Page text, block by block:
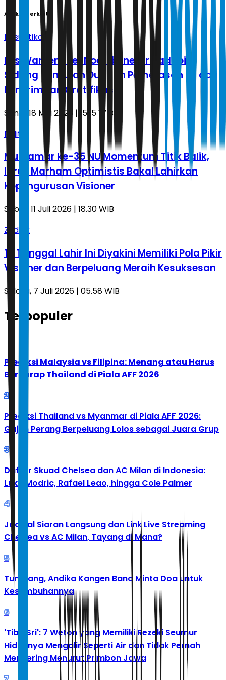
Artikel Terkait
Kasuistika
Eks Wamenaker Noel Ebenezer Hadapi
Sidang Tuntutan Dugaan Pemerasan K3 dan
Penerimaan Gratifikasi
Senin, 18 Mei 2026 | 15.15 WIB
Politik
Muktamar ke-35 NU Momentum Titik Balik,
Idrus Marham Optimistis Bakal Lahirkan
Kepengurusan Visioner
Sabtu, 11 Juli 2026 | 18.30 WIB
Zodiak
14 Tanggal Lahir Ini Diyakini Memiliki Pola Pikir
Visioner dan Berpeluang Meraih Kesuksesan
Selasa, 7 Juli 2026 | 05.58 WIB
Terpopuler
Prediksi Malaysia vs Filipina: Menang atau Harus
Berharap Thailand di Piala AFF 2026
2
Prediksi Thailand vs Myanmar di Piala AFF 2026:
Gajah Perang Berpeluang Lolos sebagai Juara Grup
3
Daftar Skuad Chelsea dan AC Milan di Indonesia:
Luka Modric, Rafael Leao, hingga Cole Palmer
4
Jadwal Siaran Langsung dan Link Live Streaming
Chelsea vs AC Milan, Tayang di Mana?
5
Tumbang, Andika Kangen Band Minta Doa untuk
Kesembuhannya
6
'Tibo Sri': 7 Weton yang Memiliki Rezeki Seumur
Hidupnya Mengalir Seperti Air dan Tidak Pernah
Mengering Menurut Primbon Jawa